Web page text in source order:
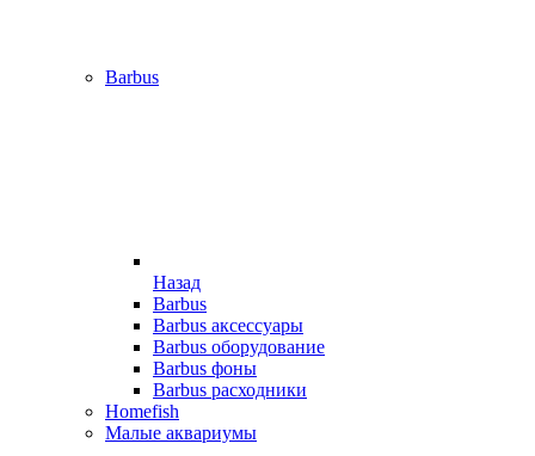
Barbus
Назад
Barbus
Barbus аксессуары
Barbus оборудование
Barbus фоны
Barbus расходники
Homefish
Малые аквариумы